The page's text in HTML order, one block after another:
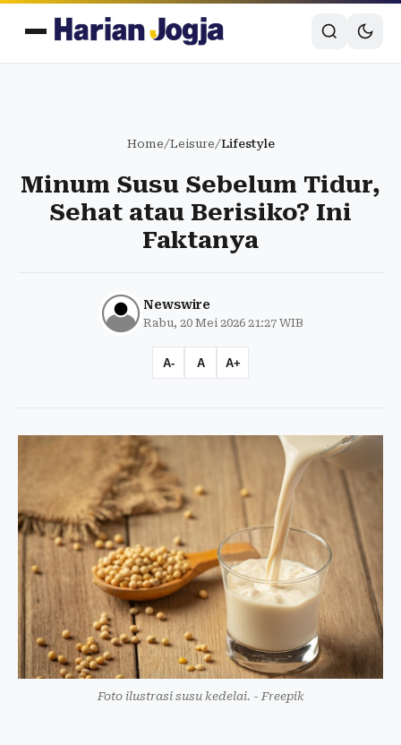
Home/Leisure/Lifestyle
Minum Susu Sebelum Tidur,
Sehat atau Berisiko? Ini
Faktanya
Newswire
Rabu, 20 Mei 2026 21:27 WIB
A- A A+
Foto ilustrasi susu kedelai. - Freepik